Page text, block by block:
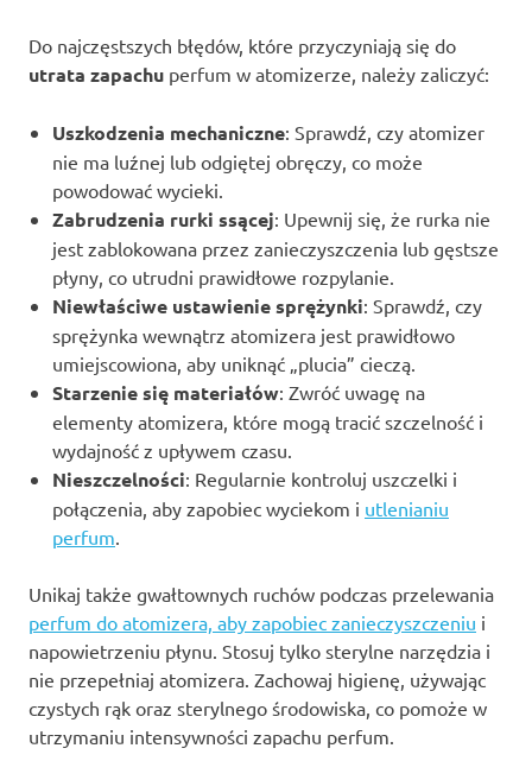
Do najczęstszych błędów, które przyczyniają się do
utrata zapachu perfum w atomizerze, należy zaliczyć:
Uszkodzenia mechaniczne: Sprawdź, czy atomizer
nie ma luźnej lub odgiętej obręczy, co może
powodować wycieki.
Zabrudzenia rurki ssącej: Upewnij się, że rurka nie
jest zablokowana przez zanieczyszczenia lub gęstsze
płyny, co utrudni prawidłowe rozpylanie.
Niewłaściwe ustawienie sprężynki: Sprawdź, czy
sprężynka wewnątrz atomizera jest prawidłowo
umiejscowiona, aby uniknąć „plucia” cieczą.
Starzenie się materiałów: Zwróć uwagę na
elementy atomizera, które mogą tracić szczelność i
wydajność z upływem czasu.
Nieszczelności: Regularnie kontroluj uszczelki i
połączenia, aby zapobiec wyciekom i utlenianiu
perfum.
Unikaj także gwałtownych ruchów podczas przelewania
perfum do atomizera, aby zapobiec zanieczyszczeniu i
napowietrzeniu płynu. Stosuj tylko sterylne narzędzia i
nie przepełniaj atomizera. Zachowaj higienę, używając
czystych rąk oraz sterylnego środowiska, co pomoże w
utrzymaniu intensywności zapachu perfum.